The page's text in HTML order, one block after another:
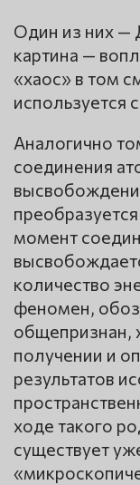
Один из них —
картина —
«хаос» в том
используется
Аналогично
соединения
момент
количество
феномен,
общепризнан,
получении и
результатов
ходе такого
существует